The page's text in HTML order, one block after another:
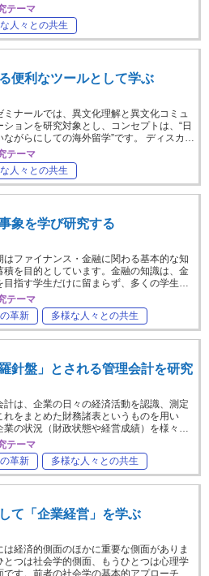
テーマ
人々との共生
便利なツールとして学ぶ
ミナールでは、異文化理解と異文化コミュ
ションを研究対象とし、コンセプトは、“日
ながらにしての海外留学”です。 ディスカ…
テーマ
人々との共生
象を学び研究する
はファイナンス・金融に関わる基本的な知
積を目的としています。金融の知識は、金
目指す学生だけに留まらず、多くの学生…
テーマ
革新
多様な人々との共生
針盤」とされる管理会計を研究
計は、企業の日々の経済活動を認識、測定
れをまとめた財務諸表というものを用い
業の状況（財政状態や経営成績）を様々…
テーマ
革新
多様な人々との共生
て「企業経営」を学ぶ
は経済的側面のほかに重要な側面がありま
とつは社会学的側面、もうひとつは心理学
です。前者の社会学の基本的アプローチ…